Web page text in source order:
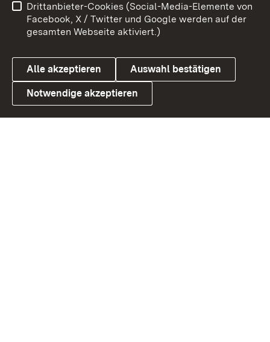
Link zum Landesportal
Benutzungshinweise
Barrierefreiheit
Datenschutz
Cookies
Drittanbieter-Cookies (Social-Media-Elemente von
Facebook, X / Twitter und Google werden auf der
gesamten Webseite aktiviert.)
Alle akzeptieren Auswahl bestätigen
Notwendige akzeptieren